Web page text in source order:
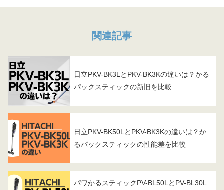
関連記事
日立PKV-BK3LとPKV-BK3Kの違いは？かる
パックスティックの新旧を比較
日立PKV-BK50LとPKV-BK3Kの違いは？か
るパックスティックの性能差を比較
パワかるスティックPV-BL50LとPV-BL30L